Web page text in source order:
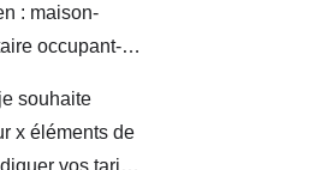
: maison-
occupant-
souhaite
x éléments de
vos tarifs.